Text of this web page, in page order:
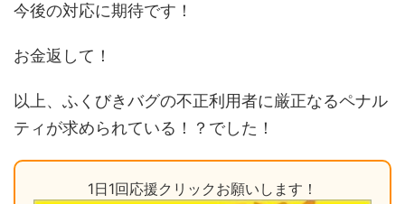
今後の対応に期待です！
お金返して！
以上、ふくびきバグの不正利用者に厳正なるペナル
ティが求められている！？でした！
1日1回応援クリックお願いします！